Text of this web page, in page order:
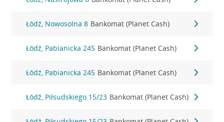
Łódź, Nowosolna 8 Bankomat (Planet Cash)
Łódź, Pabianicka 245 Bankomat (Planet Cash)
Łódź, Pabianicka 245 Bankomat (Planet Cash)
Łódź, Piłsudskiego 15/23 Bankomat (Planet Cash)